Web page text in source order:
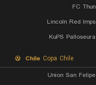
FC Thun
Lincoln Red Imps
KuPS Palloseura
Chile Copa Chile
Union San Felipe